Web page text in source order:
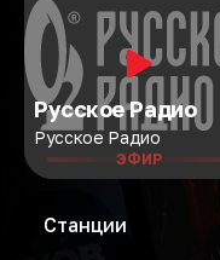
Русское Радио
Русское Радио
ЭФИР
Станции